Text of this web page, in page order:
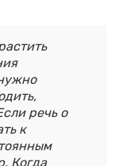
речь о
к
Когда